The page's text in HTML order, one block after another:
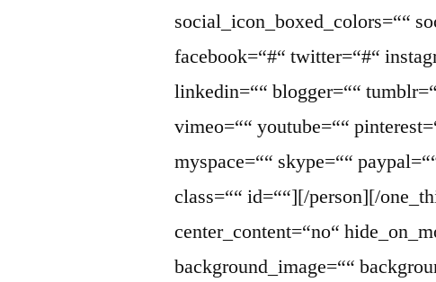
social_icon_boxed_colors=““
facebook=“#“ twitter=“#“
linkedin=““ blogger=““
vimeo=““ youtube=““
myspace=““ skype=““
class=““ id=““][/person][/
center_content=“no“
background_image=““